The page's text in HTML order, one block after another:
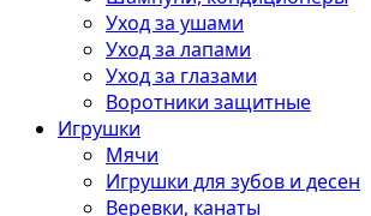
Уход за ушами
Уход за лапами
Уход за глазами
Воротники защитные
Игрушки
Мячи
Игрушки для зубов и десен
Веревки, канаты